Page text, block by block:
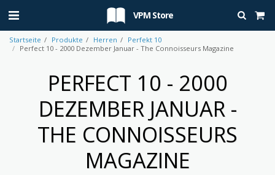
VPM Store
Startseite Produkte Herren
Perfekt 10
Perfect 10 - 2000 Dezember Januar - The Connoisseurs Magazine
PERFECT 10 - 2000
DEZEMBER JANUAR -
THE CONNOISSEURS
MAGAZINE